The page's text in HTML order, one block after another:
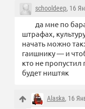
schooldeep, 16
да мне по
штрафах,
начать можно
гаишнику — и
кто не
будет ништяк
Alaska, 16